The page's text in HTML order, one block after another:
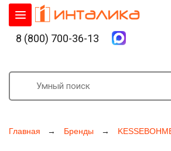
Главная Бренды
8 (800) 700-36-13